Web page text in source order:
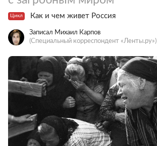
Цикл Как и чем живет Россия
Записал Михаил Карпов
(Специальный корреспондент «Ленты.ру»)